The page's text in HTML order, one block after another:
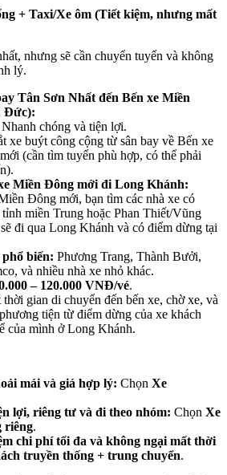
+ Taxi/Xe ôm (Tiết kiệm, nhưng mất
nhưng sẽ cần chuyển tuyến và không
lý.
Tân Sơn Nhất đến Bến xe Miền
Đức):
Nhanh chóng và tiện lợi.
xe buýt công cộng từ sân bay về Bến xe
(cần tìm tuyến phù hợp, có thể phải
Miền Đông mới đi Long Khánh:
Đông mới, bạn tìm các nhà xe có
miền Trung hoặc Phan Thiết/Vũng
đi qua Long Khánh và có điểm dừng tại
biến: Phương Trang, Thành Bưởi,
và nhiều nhà xe nhỏ khác.
– 120.000 VNĐ/vé.
thời gian di chuyển đến bến xe, chờ xe, và
tiện từ điểm dừng của xe khách
của mình ở Long Khánh.
mái và giá hợp lý: Chọn Xe
lợi, riêng tư và đi theo nhóm: Chọn Xe
riêng.
chi phí tối đa và không ngại mất thời
truyền thống + trung chuyển.